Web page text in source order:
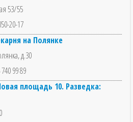
53/55
20-17
на Полянке
д.30
99 89
площадь 10. Разведка: